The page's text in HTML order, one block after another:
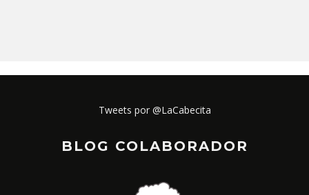
Tweets por @LaCabecita
BLOG COLABORADOR